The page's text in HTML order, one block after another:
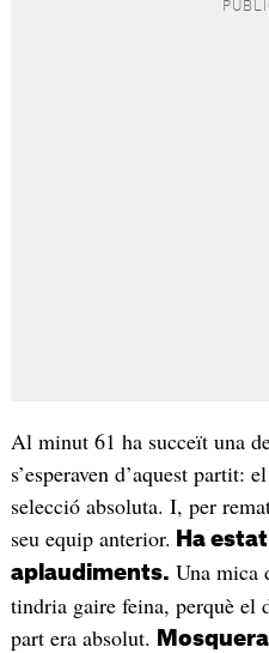
Al minut 61 ha succeït una
s’esperaven d’aquest partit:
selecció absoluta. I, per
seu equip anterior. Ha
aplaudiments. Una mica
tindria gaire feina, perquè el
part era absolut.
Mosquera